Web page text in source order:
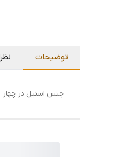
توضیحات
جنس استیل در چهار